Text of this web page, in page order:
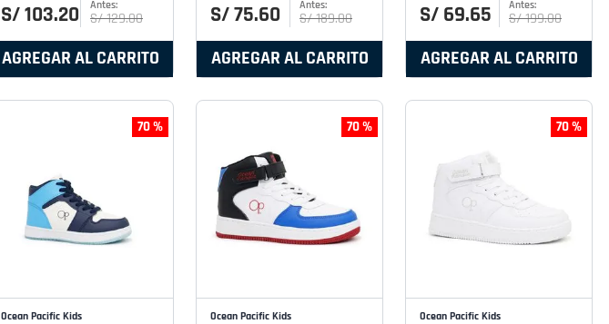
S/103.20 S/129.00
AGREGAR AL CARRITO
S/75.60 S/189.00
AGREGAR AL CARRITO
S/ 69.65 S/199.00
AGREGAR AL CARRITO
70 %
Ocean Pacific Kids
70 %
Ocean Pacific Kids
70 %
Ocean Pacific Kids